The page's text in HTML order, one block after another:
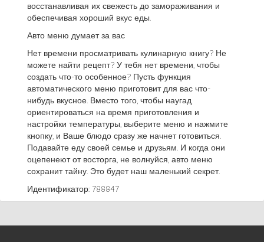
восстанавливая их свежесть до замораживания и
обеспечивая хороший вкус еды.
Авто меню думает за вас
Нет времени просматривать кулинарную книгу? Не
можете найти рецепт? У тебя нет времени, чтобы
создать что-то особенное? Пусть функция
автоматического меню приготовит для вас что-
нибудь вкусное. Вместо того, чтобы наугад
ориентироваться на время приготовления и
настройки температуры, выберите меню и нажмите
кнопку, и Ваше блюдо сразу же начнет готовиться.
Подавайте еду своей семье и друзьям. И когда они
оцепенеют от восторга, не волнуйся, авто меню
сохранит тайну. Это будет наш маленький секрет.
Идентификатор: 788847